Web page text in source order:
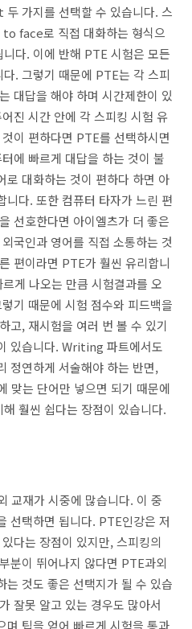
가지를 선택할 수 있습니다. 스
face로 직접 대화하는 형식으
다. 이에 반해 PTE 시험은 모든
. 그렇기 때문에 PTE는 각 스피
대답을 해야 하며 시간제한이 있
진 시간 안에 각 스피킹 시험 유
이 편하다면 PTE를 선택하시면
에 빠르게 대답을 하는 것이 불
로 대화하는 것이 편하다 하면 아
니다. 또한 컴퓨터 타자가 느린 편
선호한다면 아이엘츠가 더 좋은
국인과 영어를 직접 소통하는 것
편이라면 PTE가 훨씬 유리합니
게 나오는 만큼 시험결과를 오
기 때문에 시험 점수와 피드백을
고, 재시험을 여러 번 볼 수 있기
있습니다. Writing 파트에서도
정연하게 서술해야 하는 반면,
맞는 단어만 넣으면 되기 때문에
훨씬 쉽다는 장점이 있습니다.
교재가 시중에 많습니다. 이 중
선택하면 됩니다. PTE인강은 저
다는 장점이 있지만, 스피킹의
분이 뛰어나지 않다면 PTE과외
는 것도 좋은 선택지가 될 수 있습
잘못 알고 있는 경우도 많아서
며 팁을 얻어 빠르게 시험을 통과